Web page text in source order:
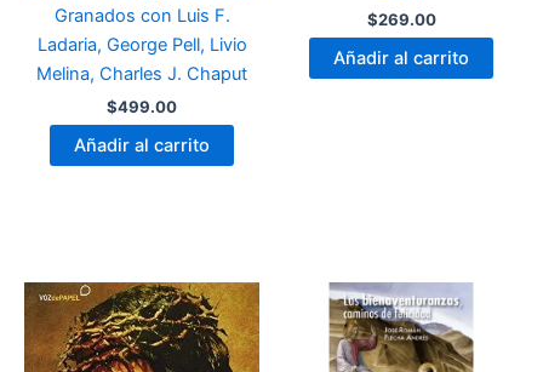
Granados con Luis F.
Ladaria, George Pell, Livio
Melina, Charles J. Chaput
$499.00
Añadir al carrito
$269.00
Añadir al carrito